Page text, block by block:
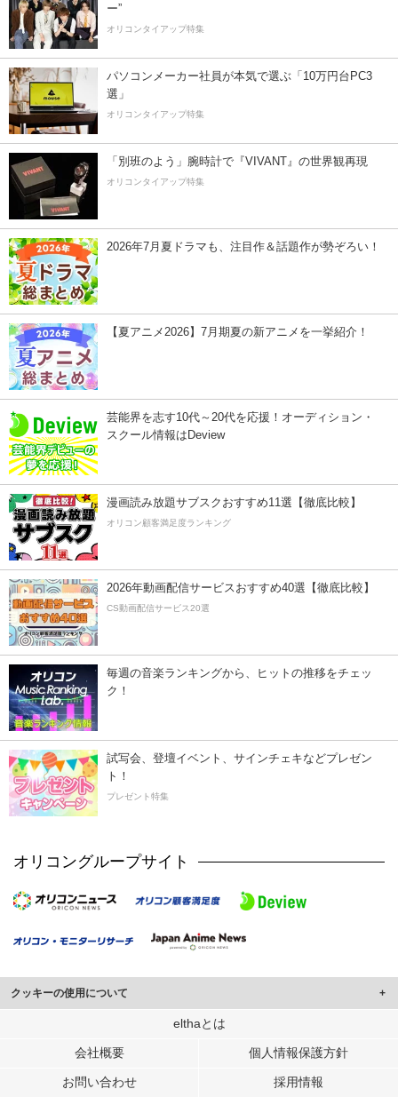
ー”
オリコンタイアップ特集
パソコンメーカー社員が本気で選ぶ「10万円台PC3
選」
オリコンタイアップ特集
「別班のよう」腕時計で『VIVANT』の世界観再現
オリコンタイアップ特集
2026年7月夏ドラマも、注目作＆話題作が勢ぞろい！
【夏アニメ2026】7月期夏の新アニメを一挙紹介！
芸能界を志す10代～20代を応援！オーディション・
スクール情報はDeview
漫画読み放題サブスクおすすめ11選【徹底比較】
オリコン顧客満足度ランキング
2026年動画配信サービスおすすめ40選【徹底比較】
CS動画配信サービス20選
毎週の音楽ランキングから、ヒットの推移をチェッ
ク！
試写会、登壇イベント、サインチェキなどプレゼン
ト！
プレゼント特集
オリコングループサイト
クッキーの使用について
このサイトでは Cookie を使用して、ユーザーに合わせたコンテンツや広告の
行っています。
メディアや広告配信、データ解析の各パートナーに提供しています。
elthaとは
会社概要 個人情報保護方針
お問い合わせ 採用情報